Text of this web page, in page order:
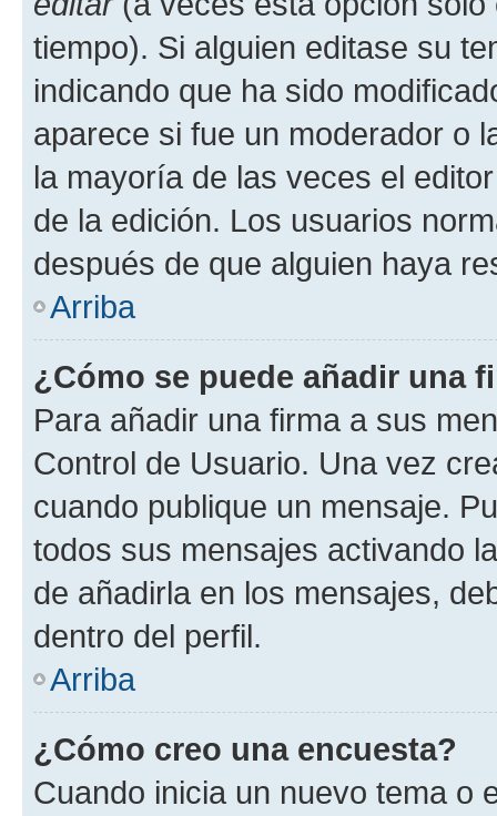
tiempo). Si alguien editase su
indicando que ha sido
aparece si fue un moderador o
la mayoría de las veces el
de la edición. Los usuarios
después de que alguien haya
Arriba
¿Cómo se puede añadir una
Para añadir una firma a sus
Control de Usuario. Una vez
cuando publique un mensaje.
todos sus mensajes activando
de añadirla en los mensajes,
dentro del perfil.
Arriba
¿Cómo creo una encuesta?
Cuando inicia un nuevo tema o